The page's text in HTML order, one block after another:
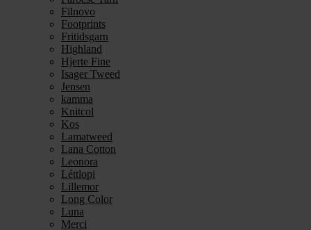
Filnovo
Footprints
Fritidsgarn
Highland
Hjerte Fine
Isager Tweed
Jensen
kamma
Knitcol
Kos
Lamatweed
Lana Cotton
Leonora
Léttlopi
Lillemor
Long Color
Luna
Merci